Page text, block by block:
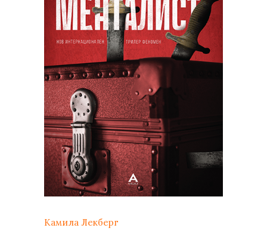
Камила Лекберг